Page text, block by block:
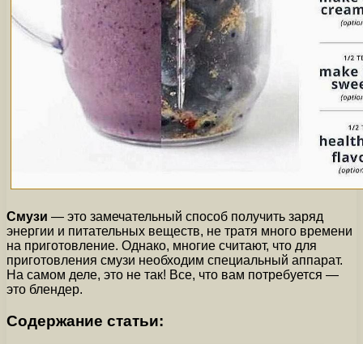
Смузи — это замечательный способ получить заряд
энергии и питательных веществ, не тратя много времени
на приготовление. Однако, многие считают, что для
приготовления смузи необходим специальный аппарат.
На самом деле, это не так! Все, что вам потребуется —
это блендер.
Содержание статьи: